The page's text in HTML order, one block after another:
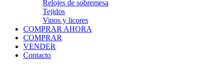
Relojes de sobremesa
Tejidos
Vinos y licores
COMPRAR AHORA
COMPRAR
VENDER
Contacto